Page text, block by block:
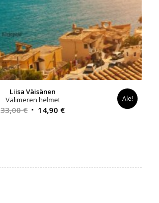
Liisa Väisänen
Välimeren helmet
33,00€ Alkuperäinen
14,90 €Nykyinen
Ale!